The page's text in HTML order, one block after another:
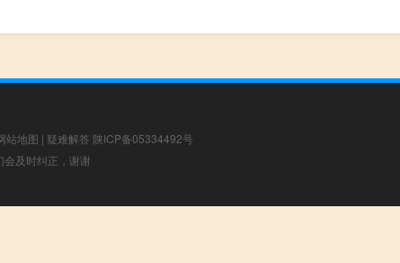
站地图 | 疑难解答 陕ICP备05334492号
及时纠正，谢谢